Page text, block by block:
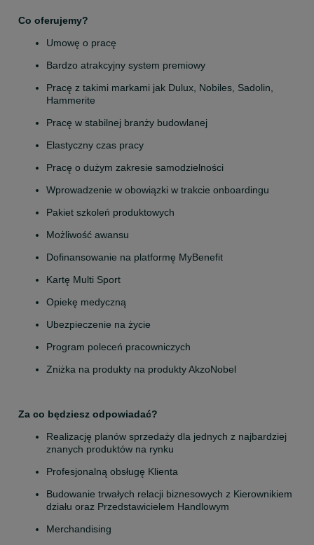
Co oferujemy?
Umowę o pracę
Bardzo atrakcyjny system premiowy
Pracę z takimi markami jak Dulux, Nobiles, Sadolin,
Hammerite
Pracę w stabilnej branży budowlanej
Elastyczny czas pracy
Pracę o dużym zakresie samodzielności
Wprowadzenie w obowiązki w trakcie onboardingu
Pakiet szkoleń produktowych
Możliwość awansu
Dofinansowanie na platformę MyBenefit
Kartę Multi Sport
Opiekę medyczną
Ubezpieczenie na życie
Program poleceń pracowniczych
Zniżka na produkty na produkty AkzoNobel
Za co będziesz odpowiadać?
Realizację planów sprzedaży dla jednych z najbardziej
znanych produktów na rynku
Profesjonalną obsługę Klienta
Budowanie trwałych relacji biznesowych z Kierownikiem
działu oraz Przedstawicielem Handlowym
Merchandising